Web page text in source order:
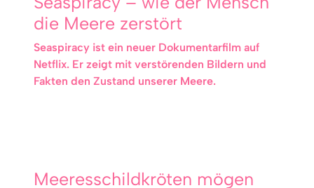
die Meere zerstört
Seaspiracy ist ein neuer Dokumentarfilm auf
Netflix. Er zeigt mit verstörenden Bildern und
Fakten den Zustand unserer Meere.
Meeresschildkröten mögen